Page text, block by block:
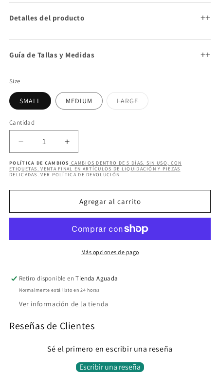
Detalles del producto +
Guía de Tallas y Medidas +
Size
SMALL MEDIUM LARGEVariante
agotada
Cantidad
Cantidad
Reducir
cantidad
para
NASHIRA
Aumentar
cantidad
para
NASHIRA
POLÍTICA DE CAMBIOS CAMBIOS DENTRO DE 5 DÍAS. SIN USO, CON
ETIQUETAS. VENTA FINAL EN ARTÍCULOS DE LIQUIDACIÓN Y PIEZAS
DELICADAS. VER POLÍTICA DE DEVOLUCIÓN
Agregar al carrito
Más opciones de pago
Retiro disponible enTienda Aguada
Normalmente está listo en 24 horas
Ver información de la tienda
Reseñas de Clientes
Sé el primero en escribir una reseña
Escribir una reseña